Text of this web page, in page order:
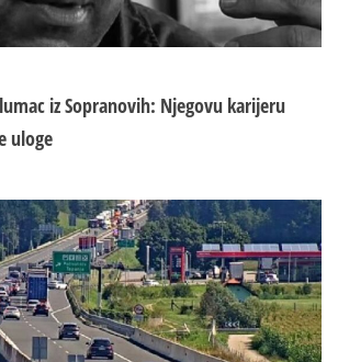
iz Sopranovih: Njegovu karijeru
uloge